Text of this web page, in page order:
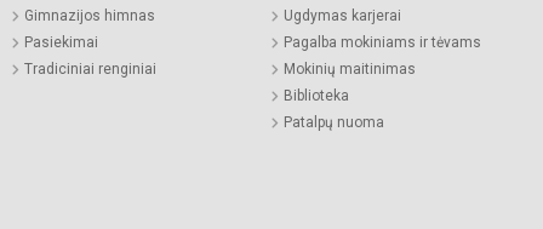
Gimnazijos himnas
Pasiekimai
Tradiciniai renginiai
Ugdymas karjerai
Pagalba mokiniams ir tėvams
Mokinių maitinimas
Biblioteka
Patalpų nuoma